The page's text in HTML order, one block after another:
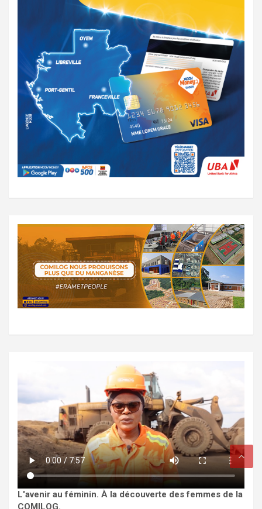
L'avenir au féminin. À la découverte des femmes de la
COMILOG.